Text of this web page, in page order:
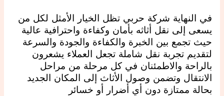
في النهاية شركة حربي تظل الخيار الأمثل لكل من
يسعى إلى نقل أثاثه بأمان وكفاءة واحترافية عالية
حيث تجمع بين الخبرة والكفاءة والجودة والسرعة
لتقديم تجربة نقل شاملة تجعل العملاء يشعرون
بالراحة والاطمئنان في كل مرحلة من مراحل
الانتقال وتضمن وصول الأثاث إلى المكان الجديد
بحالة ممتازة دون أي أضرار أو خسائر